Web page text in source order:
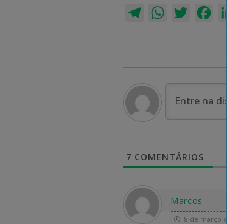
TelegramWhatsAppTwitter
7 COMENTÁRIOS
Marcos
8 de março